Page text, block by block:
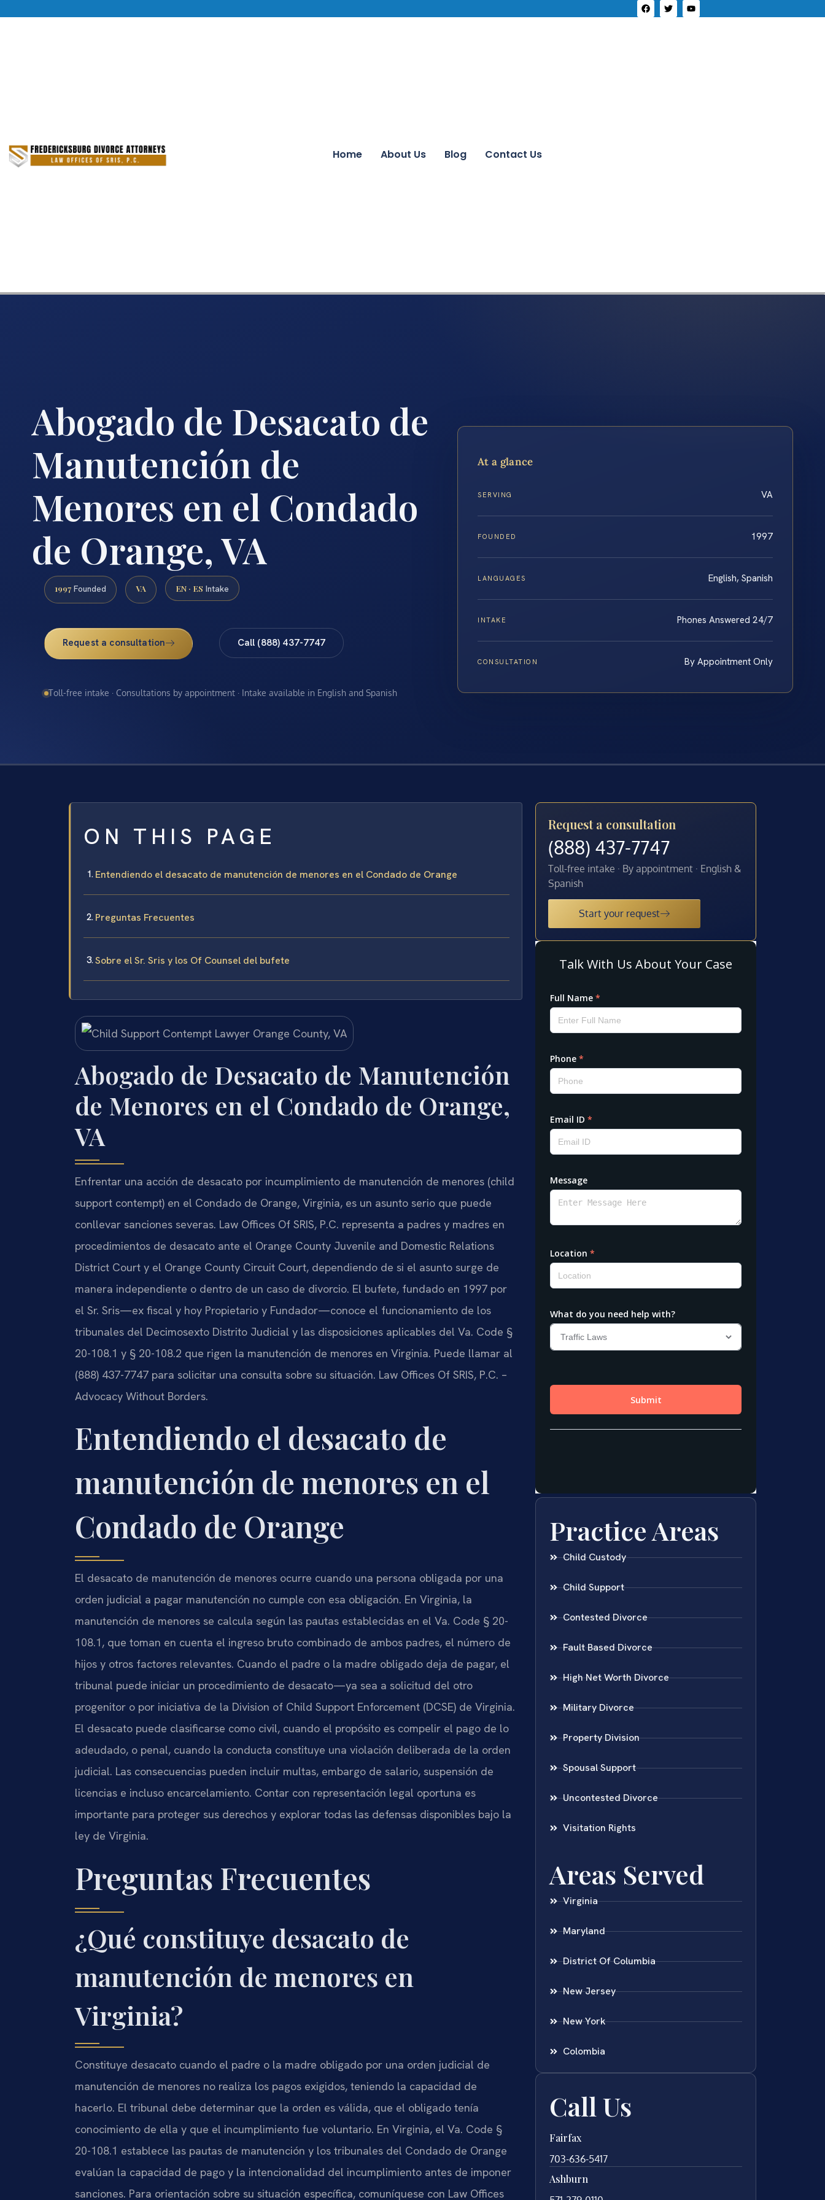
Home About Us Blog Contact Us
Abogado de Desacato de
Manutención de
Menores en el Condado
de Orange, VA
1997 Founded VA EN · ES Intake
Request a consultation Call (888) 437-7747
Toll-free intake · Consultations by appointment · Intake available in English and Spanish
At a glance
SERVING VA
FOUNDED 1997
LANGUAGES English, Spanish
INTAKE Phones Answered 24/7
CONSULTATION By Appointment Only
ON THIS PAGE
Entendiendo el desacato de manutención de menores en el Condado de Orange
Preguntas Frecuentes
Sobre el Sr. Sris y los Of Counsel del bufete
Abogado de Desacato de Manutención
de Menores en el Condado de Orange,
VA
Enfrentar una acción de desacato por incumplimiento de manutención de menores (child
support contempt) en el Condado de Orange, Virginia, es un asunto serio que puede
conllevar sanciones severas. Law Offices Of SRIS, P.C. representa a padres y madres en
procedimientos de desacato ante el Orange County Juvenile and Domestic Relations
District Court y el Orange County Circuit Court, dependiendo de si el asunto surge de
manera independiente o dentro de un caso de divorcio. El bufete, fundado en 1997 por
el Sr. Sris—ex fiscal y hoy Propietario y Fundador—conoce el funcionamiento de los
tribunales del Decimosexto Distrito Judicial y las disposiciones aplicables del Va. Code §
20-108.1 y § 20-108.2 que rigen la manutención de menores en Virginia. Puede llamar al
(888) 437-7747 para solicitar una consulta sobre su situación. Law Offices Of SRIS, P.C. –
Advocacy Without Borders.
Entendiendo el desacato de
manutención de menores en el
Condado de Orange
El desacato de manutención de menores ocurre cuando una persona obligada por una
orden judicial a pagar manutención no cumple con esa obligación. En Virginia, la
manutención de menores se calcula según las pautas establecidas en el Va. Code § 20-
108.1, que toman en cuenta el ingreso bruto combinado de ambos padres, el número de
hijos y otros factores relevantes. Cuando el padre o la madre obligado deja de pagar, el
tribunal puede iniciar un procedimiento de desacato—ya sea a solicitud del otro
progenitor o por iniciativa de la Division of Child Support Enforcement (DCSE) de Virginia.
El desacato puede clasificarse como civil, cuando el propósito es compelir el pago de lo
adeudado, o penal, cuando la conducta constituye una violación deliberada de la orden
judicial. Las consecuencias pueden incluir multas, embargo de salario, suspensión de
licencias e incluso encarcelamiento. Contar con representación legal oportuna es
importante para proteger sus derechos y explorar todas las defensas disponibles bajo la
ley de Virginia.
Preguntas Frecuentes
¿Qué constituye desacato de
manutención de menores en
Virginia?
Constituye desacato cuando el padre o la madre obligado por una orden judicial de
manutención de menores no realiza los pagos exigidos, teniendo la capacidad de
hacerlo. El tribunal debe determinar que la orden es válida, que el obligado tenía
conocimiento de ella y que el incumplimiento fue voluntario. En Virginia, el Va. Code §
20-108.1 establece las pautas de manutención y los tribunales del Condado de Orange
evalúan la capacidad de pago y la intencionalidad del incumplimiento antes de imponer
sanciones. Para orientación sobre su situación específica, comuníquese con Law Offices
Request a consultation
(888) 437-7747
Toll-free intake · By appointment · English &
Spanish
Start your request
Practice Areas
Child Custody
Child Support
Contested Divorce
Fault Based Divorce
High Net Worth Divorce
Military Divorce
Property Division
Spousal Support
Uncontested Divorce
Visitation Rights
Areas Served
Virginia
Maryland
District Of Columbia
New Jersey
New York
Colombia
Call Us
Fairfax
703-636-5417
Ashburn